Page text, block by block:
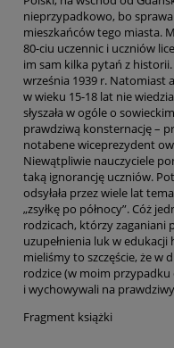
nieprzypadkowo, bo
mieszkańców tego miasta.
80-ciu uczennic i uczniów
im sam kilka pytań z historii.
września 1939 r. Natomiast
w wieku 15-18 lat nie
słyszała w ogóle o
prawdziwą konsternację –
notabene wiceprezydent
Niewątpliwie nauczyciele
taką ignorancję uczniów.
odsyłała przez wiele lat
„zsyłkę po północy”. Cóż
rodzicach, którzy zaganiani
uzupełnienia luk w
mieliśmy to szczęście, że w
rodzice (w moim
i wychowywali na
Fragment książki